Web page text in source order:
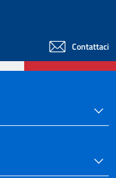
Contattaci